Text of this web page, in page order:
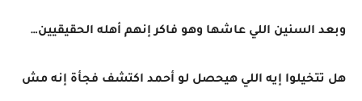
وبعد السنين اللي عاشها وهو فاكر إنهم أهله الحقيقيين…
هل تتخيلوا إيه اللي هيحصل لو أحمد اكتشف فجأة إنه مش